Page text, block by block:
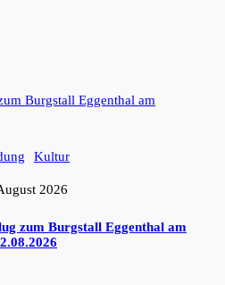
Kultur
2026
zum Burgstall Eggenthal am